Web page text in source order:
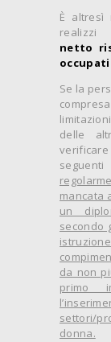
È altresì
netto
occupati
Se la
delle
seguenti
mancata
un
secondo
da non
primo
settori/
donna.